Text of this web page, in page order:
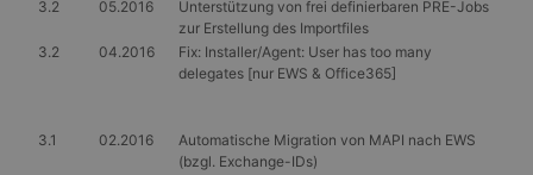
3.2
05.2016
Unterstützung von frei definierbaren PRE-Jobs
zur Erstellung des Importfiles
3.2
04.2016
Fix: Installer/Agent: User has too many
delegates [nur EWS & Office365]
3.1 02.2016
Automatische Migration von MAPI nach EWS
(bzgl. Exchange-IDs)